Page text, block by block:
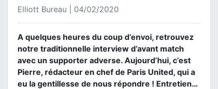
Elliott Bureau | 04/02/2020
A quelques heures du coup d’envoi, retrouvez
notre traditionnelle interview d’avant match
avec un supporter adverse. Aujourd’hui, c’est
Pierre, rédacteur en chef de Paris United, qui a
eu la gentillesse de nous répondre ! Entretien…